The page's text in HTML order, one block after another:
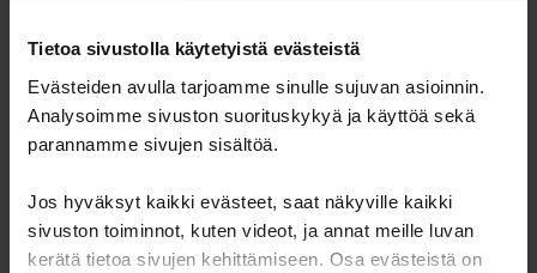
Tietoa sivustolla käytetyistä evästeistä
Evästeiden avulla tarjoamme sinulle sujuvan asioinnin.
Analysoimme sivuston suorituskykyä ja käyttöä sekä
parannamme sivujen sisältöä.
Jos hyväksyt kaikki evästeet, saat näkyville kaikki
sivuston toiminnot, kuten videot, ja annat meille luvan
kerätä tietoa sivujen kehittämiseen. Osa evästeistä on
Jaa tapahtuma:
Ammattilaisille